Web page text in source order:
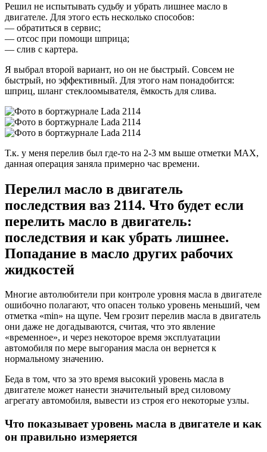
Решил не испытывать судьбу и убрать лишнее масло в
двигателе. Для этого есть несколько способов:
— обратиться в сервис;
— отсос при помощи шприца;
— слив с картера.
Я выбрал второй вариант, но он не быстрый. Совсем не
быстрый, но эффективный. Для этого нам понадобится:
шприц, шланг стеклоомывателя, ёмкость для слива.
Т.к. у меня перелив был где-то на 2-3 мм выше отметки MAX,
данная операция заняла примерно час времени.
Перелил масло в двигатель
последствия ваз 2114. Что будет если
перелить масло в двигатель:
последствия и как убрать лишнее.
Попадание в масло других рабочих
жидкостей
Многие автолюбители при контроле уровня масла в двигателе
ошибочно полагают, что опасен только уровень меньший, чем
отметка «min» на щупе. Чем грозит перелив масла в двигатель
они даже не догадываются, считая, что это явление
«временное», и через некоторое время эксплуатации
автомобиля по мере выгорания масла он вернется к
нормальному значению.
Беда в том, что за это время высокий уровень масла в
двигателе может нанести значительный вред силовому
агрегату автомобиля, вывести из строя его некоторые узлы.
Что показывает уровень масла в двигателе и как
он правильно измеряется